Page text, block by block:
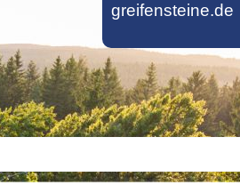
greifensteine.de